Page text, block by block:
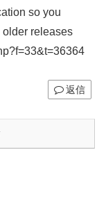
so you
older releases
返信